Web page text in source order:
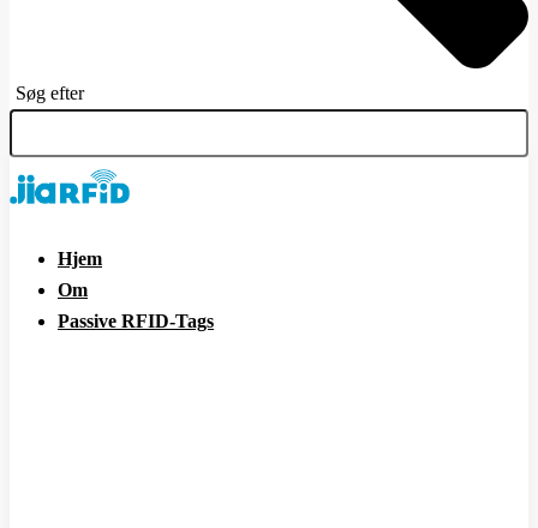
Søg efter
Hjem
Om
Passive RFID-Tags